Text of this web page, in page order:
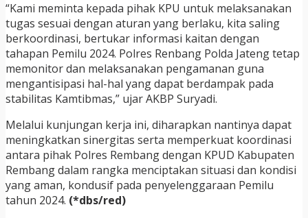
“Kami meminta kepada pihak KPU untuk melaksanakan
tugas sesuai dengan aturan yang berlaku, kita saling
berkoordinasi, bertukar informasi kaitan dengan
tahapan Pemilu 2024. Polres Renbang Polda Jateng tetap
memonitor dan melaksanakan pengamanan guna
mengantisipasi hal-hal yang dapat berdampak pada
stabilitas Kamtibmas,” ujar AKBP Suryadi.
Melalui kunjungan kerja ini, diharapkan nantinya dapat
meningkatkan sinergitas serta memperkuat koordinasi
antara pihak Polres Rembang dengan KPUD Kabupaten
Rembang dalam rangka menciptakan situasi dan kondisi
yang aman, kondusif pada penyelenggaraan Pemilu
tahun 2024. (*dbs/red)